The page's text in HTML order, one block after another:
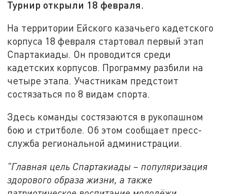
Турнир открыли 18 февраля.
На территории Ейского казачьего кадетского
корпуса 18 февраля стартовал первый этап
Спартакиады. Он проводится среди
кадетских корпусов. Программу разбили на
четыре этапа. Участникам предстоит
состязаться по 8 видам спорта.
Здесь команды состязаются в рукопашном
бою и стритболе. Об этом сообщает пресс-
служба региональной администрации.
"Главная цель Спартакиады – популяризация
здорового образа жизни, а также